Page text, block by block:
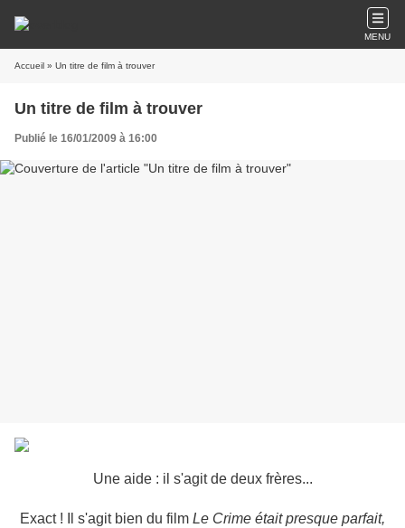
MENU
Accueil » Un titre de film à trouver
Un titre de film à trouver
Publié le 16/01/2009 à 16:00
Une aide : il s'agit de deux frères...
Exact ! Il s'agit bien du film Le Crime était presque parfait,